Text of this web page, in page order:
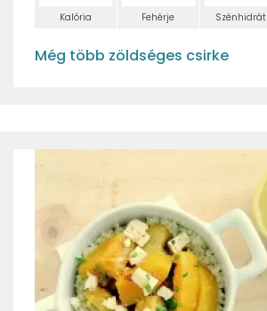
Kalória Fehérje Szénhidrát
Még több zöldséges csirke